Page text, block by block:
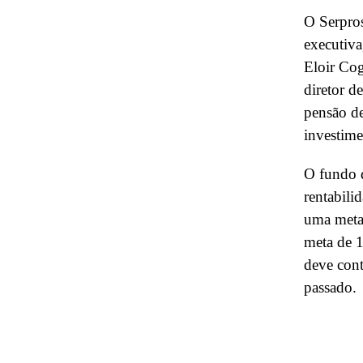
O
Eloir
diretor
pensão
O fundo
uma
meta de
deve
passado.